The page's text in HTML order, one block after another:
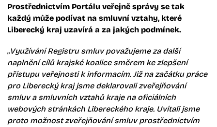
Prostřednictvím Portálu veřejně správy se tak
každý může podívat na smluvní vztahy, které
Liberecký kraj uzavírá a za jakých podmínek.
„Využívání Registru smluv považujeme za další
naplnění cílů krajské koalice směrem ke zlepšení
přístupu veřejnosti k informacím. Již na začátku práce
pro Liberecký kraj jsme deklarovali zveřejňování
smluv a smluvních vztahů kraje na oficiálních
webových stránkách Libereckého kraje. Uvítali jsme
proto možnost zveřejňování smluv prostřednictvím